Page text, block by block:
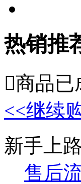
热销推
商品已
<<继续
新手上路
售后